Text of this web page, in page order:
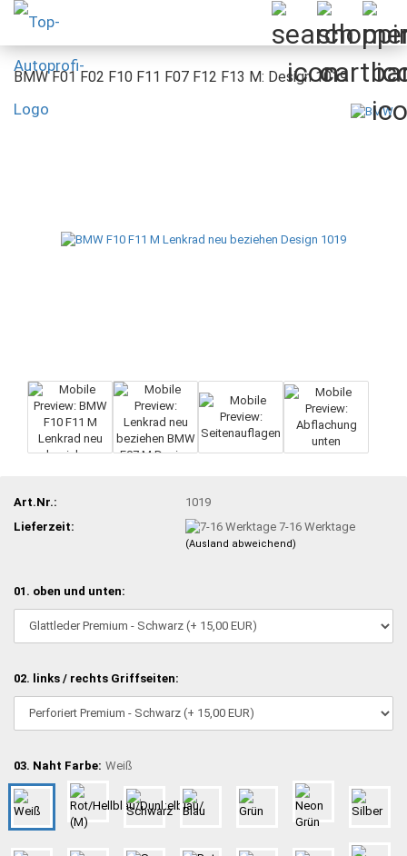
BMW F01 F02 F10 F11 F07 F12 F13 M: Design 1019
Art.Nr.:
1019
Lieferzeit:
7-16 Werktage
(Ausland abweichend)
01. oben und unten:
02. links / rechts Griffseiten:
03. Naht Farbe: Weiß